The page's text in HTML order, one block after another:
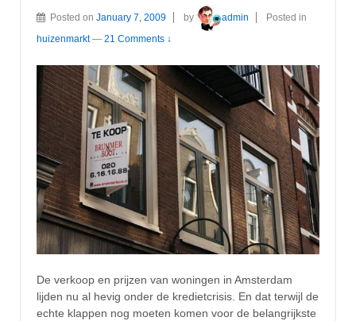
Posted on January 7, 2009 by admin
Posted in
huizenmarkt — 21 Comments ↓
De verkoop en prijzen van woningen in Amsterdam
lijden nu al hevig onder de kredietcrisis. En dat terwijl de
echte klappen nog moeten komen voor de belangrijkste